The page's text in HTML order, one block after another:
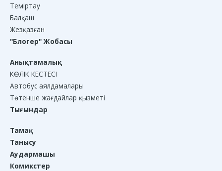
Теміртау
Балқаш
Жезқазған
"Блогер" Жобасы
Анықтамалық
КӨЛІК КЕСТЕСІ
Автобус аялдамалары
Төтенше жағдайлар қызметі
Тығындар
Тамақ
Танысу
Аудармашы
Комикстер